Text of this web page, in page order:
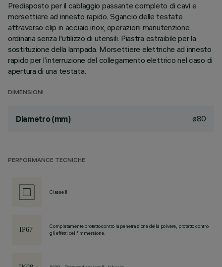
Predisposto per il cablaggio passante completo di cavi e
morsettiere ad innesto rapido. Sgancio delle testate
attraverso clip in acciaio inox, operazioni manutenzione
ordinaria senza l'utilizzo di utensili. Piastra estraibile per la
sostituzione della lampada. Morsettiere elettriche ad innesto
rapido per l'interruzione del collegamento elettrico nel caso di
apertura di una testata.
DIMENSIONI
Diametro (mm) ø80
PERFORMANCE TECNICHE
Classe II
Completamente protetto contro la penetrazione della polvere, protetto contro
gli effetti dell'immersione.